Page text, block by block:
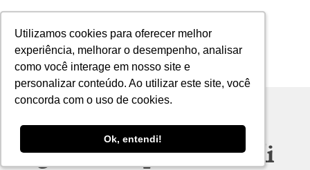
Utilizamos cookies para oferecer melhor
experiência, melhorar o desempenho, analisar
como você interage em nosso site e
personalizar conteúdo. Ao utilizar este site, você
concorda com o uso de cookies.
Ok, entendi!
Utilizamos cookies para oferecer melhor
experiência, melhorar o desempenho, analisar
como você interage em nosso site e
personalizar conteúdo. Ao utilizar este site, você
concorda com o uso de cookies.
Ok, entendi!
MENU
Tag archive: prata de bali